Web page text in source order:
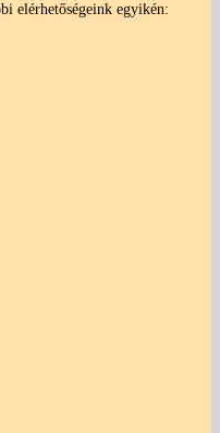
elérhetőségeink egyikén: